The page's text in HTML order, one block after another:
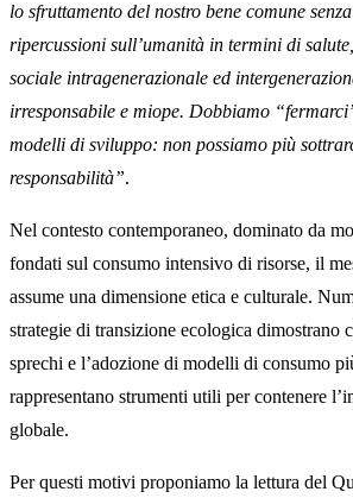
lo sfruttamento del nostro bene comune
ripercussioni sull’umanità in termini di salute,
sociale intragenerazionale ed
irresponsabile e miope. Dobbiamo
modelli di sviluppo: non possiamo più
responsabilità”.
Nel contesto contemporaneo, dominato da
fondati sul consumo intensivo di risorse, il
assume una dimensione etica e culturale.
strategie di transizione ecologica dimostrano
sprechi e l’adozione di modelli di consumo
rappresentano strumenti utili per contenere
globale.
Per questi motivi proponiamo la lettura del